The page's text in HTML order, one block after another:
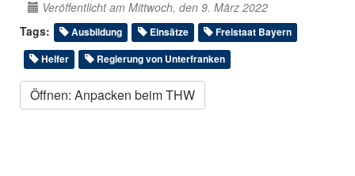
Veröffentlicht am Mittwoch, den 9. März 2022
Tags:
Ausbildung Einsätze
Freistaat Bayern
Helfer
Regierung von Unterfranken
Öffnen: Anpacken beim THW